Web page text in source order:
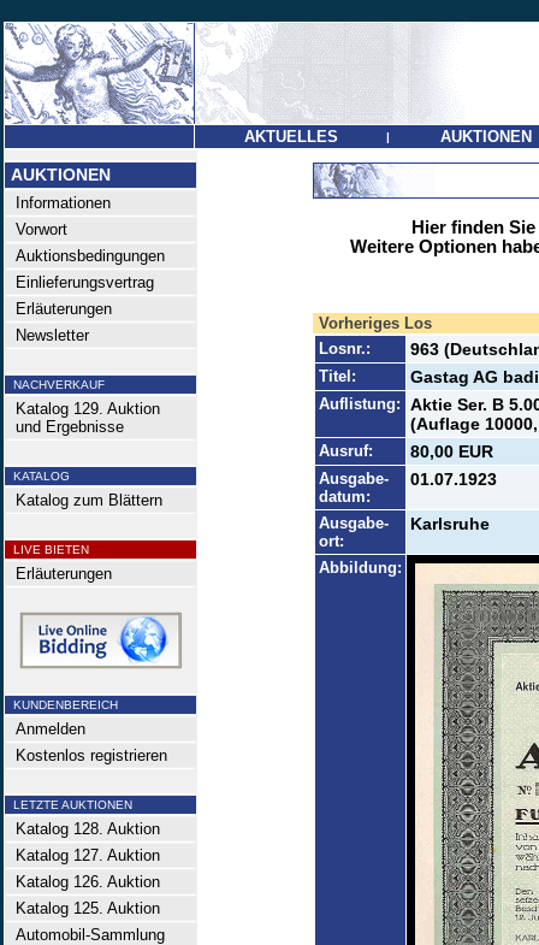
AKTUELLES | AUKTIONEN
AUKTIONEN
Informationen
Vorwort
Auktionsbedingungen
Einlieferungsvertrag
Erläuterungen
Newsletter
NACHVERKAUF
Katalog 129. Auktion
und Ergebnisse
KATALOG
Katalog zum Blättern
LIVE BIETEN
Erläuterungen
KUNDENBEREICH
Anmelden
Kostenlos registrieren
LETZTE AUKTIONEN
Katalog 128. Auktion
Katalog 127. Auktion
Katalog 126. Auktion
Katalog 125. Auktion
Automobil-Sammlung
Hier finden
Weitere Optionen
Vorheriges Los
Losnr.:
963
Titel: Gastag AG
Auflistung: Aktie Ser. B
(Auflage
Ausruf: 80,00 EUR
Ausgabe-
datum:
01.07.1923
Ausgabe-
ort:
Karlsruhe
Abbildung: